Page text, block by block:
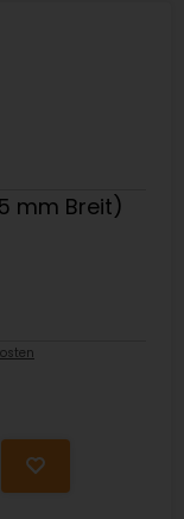
mm Breit)